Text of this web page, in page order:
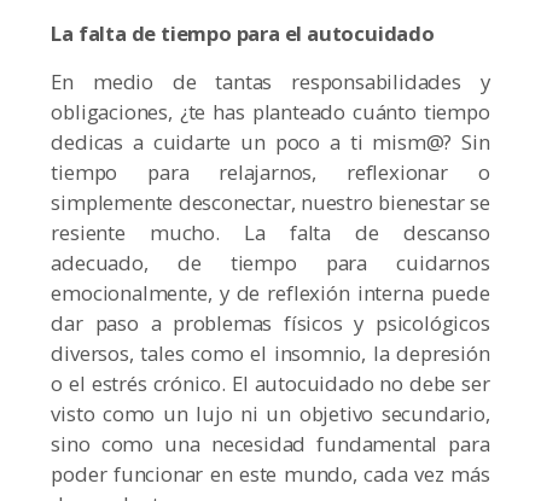
La falta de tiempo para el autocuidado
En medio de tantas responsabilidades y
obligaciones, ¿te has planteado cuánto tiempo
dedicas a cuidarte un poco a ti mism@? Sin
tiempo para relajarnos, reflexionar o
simplemente desconectar, nuestro bienestar se
resiente mucho. La falta de descanso
adecuado, de tiempo para cuidarnos
emocionalmente, y de reflexión interna puede
dar paso a problemas físicos y psicológicos
diversos, tales como el insomnio, la depresión
o el estrés crónico. El autocuidado no debe ser
visto como un lujo ni un objetivo secundario,
sino como una necesidad fundamental para
poder funcionar en este mundo, cada vez más